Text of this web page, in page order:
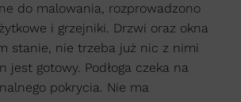
do malowania, rozprowadzono
i grzejniki. Drzwi oraz okna
stanie, nie trzeba już nic z nimi
jest gotowy. Podłoga czeka na
pokrycia. Nie ma